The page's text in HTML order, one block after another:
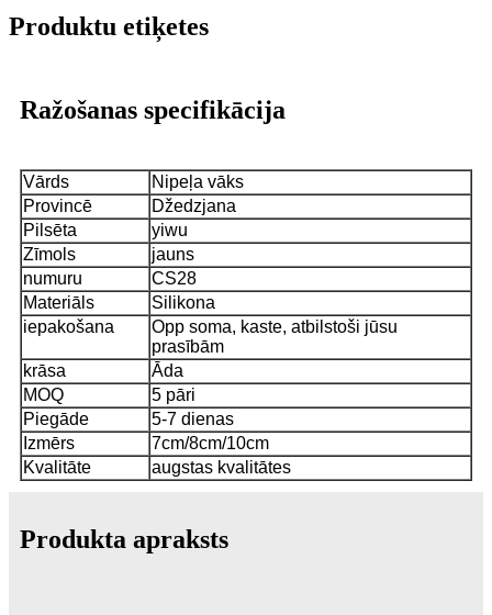
Produktu etiķetes
Ražošanas specifikācija
Vārds
Nipeļa vāks
Provincē
Džedzjana
Pilsēta
yiwu
Zīmols
jauns
numuru
CS28
Materiāls
Silikona
iepakošana
Opp soma, kaste, atbilstoši jūsu
prasībām
krāsa
Āda
MOQ
5 pāri
Piegāde
5-7 dienas
Izmērs
7cm/8cm/10cm
Kvalitāte
augstas kvalitātes
Produkta apraksts